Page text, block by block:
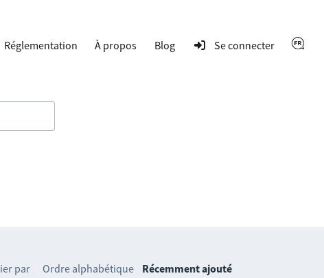
Réglementation À propos Blog Se connecter
par Ordre alphabétique Récemment ajouté